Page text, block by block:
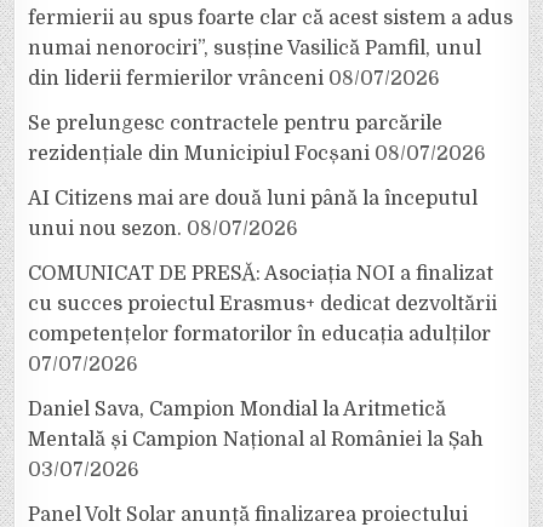
fermierii au spus foarte clar că acest sistem a adus
numai nenorociri”, susține Vasilică Pamfil, unul
din liderii fermierilor vrânceni 08/07/2026
Se prelungesc contractele pentru parcările
rezidențiale din Municipiul Focșani 08/07/2026
AI Citizens mai are două luni până la începutul
unui nou sezon. 08/07/2026
COMUNICAT DE PRESĂ: Asociația NOI a finalizat
cu succes proiectul Erasmus+ dedicat dezvoltării
competențelor formatorilor în educația adulților
07/07/2026
Daniel Sava, Campion Mondial la Aritmetică
Mentală și Campion Național al României la Șah
03/07/2026
Panel Volt Solar anunță finalizarea proiectului